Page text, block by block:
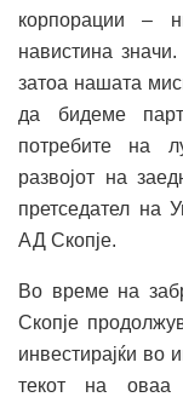
корпорации –
навистина
затоа нашата
да бидеме
потребите на
развојот на
претседател на
АД Скопје.
Во време на
Скопје
инвестирајќи во
текот на оваа